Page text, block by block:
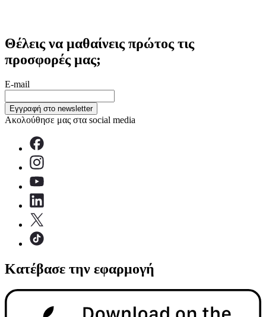
Θέλεις να μαθαίνεις πρώτος τις
προσφορές μας;
E-mail
Εγγραφή στο newsletter
Ακολούθησε μας στα social media
Κατέβασε την εφαρμογή